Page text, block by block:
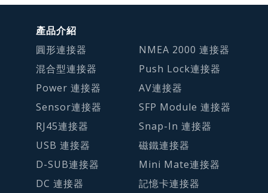
產品介紹
圓形連接器
混合型連接器
Power 連接器
Sensor連接器
RJ45連接器
USB 連接器
D-SUB連接器
DC 連接器
NMEA 2000 連接器
Push Lock連接器
AV連接器
SFP Module 連接器
Snap-In 連接器
磁鐵連接器
Mini Mate連接器
記憶卡連接器